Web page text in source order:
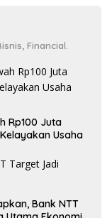
Financial.
Rp100 Juta
Usaha
Bank NTT